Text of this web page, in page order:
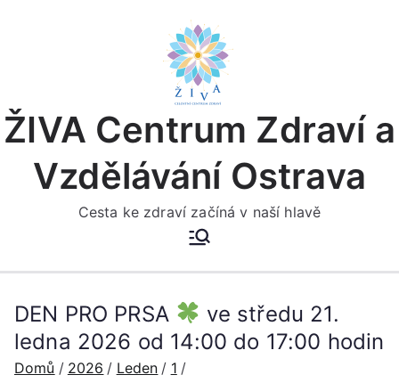
ŽIVA Centrum Zdraví a
Vzdělávání Ostrava
Cesta ke zdraví začíná v naší hlavě
DEN PRO PRSA
ve středu 21.
ledna 2026 od 14:00 do 17:00 hodin
Domů 2026 Leden
1